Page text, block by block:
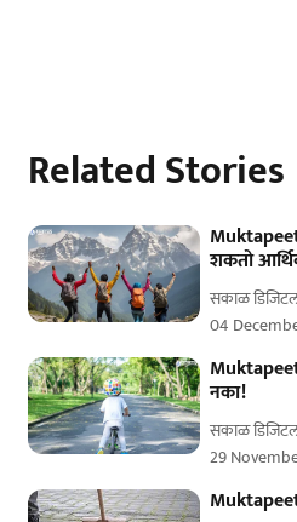
Related Stories
शकतो
सकाळ
04
नका!
सकाळ
29